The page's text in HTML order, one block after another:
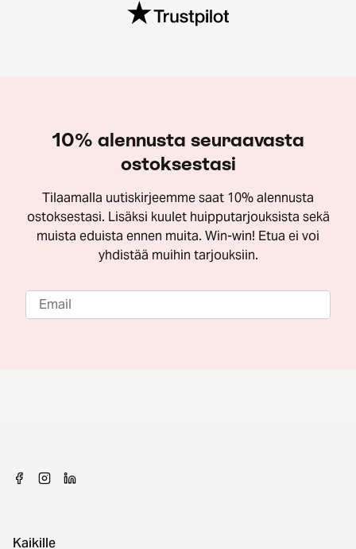
10% alennusta seuraavasta
ostoksestasi
Tilaamalla uutiskirjeemme saat 10% alennusta
ostoksestasi. Lisäksi kuulet huipputarjouksista sekä
muista eduista ennen muita. Win-win! Etua ei voi
yhdistää muihin tarjouksiin.
Kaikille